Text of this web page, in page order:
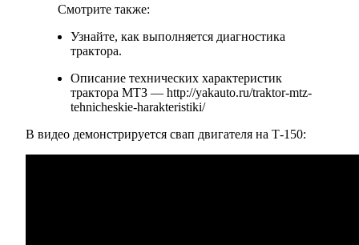
Смотрите также:
Узнайте, как выполняется диагностика
трактора.
Описание технических характеристик
трактора МТЗ — http://yakauto.ru/traktor-mtz-
tehnicheskie-harakteristiki/
В видео демонстрируется свап двигателя на Т-150: